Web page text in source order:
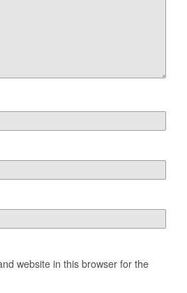
website in this browser for the